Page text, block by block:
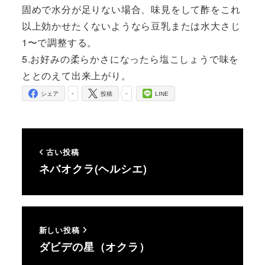
固めで水分が足りない場合、味見をして酢をこれ
以上効かせたくないようなら豆乳または水大さじ
1〜で調整する。
5.お好みの柔らかさになったら塩こしょうで味を
ととのえて出来上がり。
-
シェア -
投稿 LINE
古い投稿
ネバオクラ(ヘルシエ)
新しい投稿
ダビデの星（オクラ）